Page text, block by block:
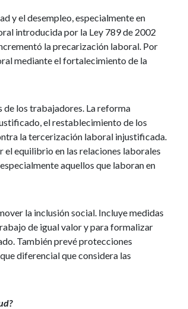
y el desempleo, especialmente en
introducida por la Ley 789 de 2002
la precarización laboral. Por
mediante el fortalecimiento de la
los trabajadores. La reforma
el restablecimiento de los
la tercerización laboral injustificada.
el equilibrio en las relaciones laborales
aquellos que laboran en
la inclusión social. Incluye medidas
de igual valor y para formalizar
También prevé protecciones
diferencial que considera las